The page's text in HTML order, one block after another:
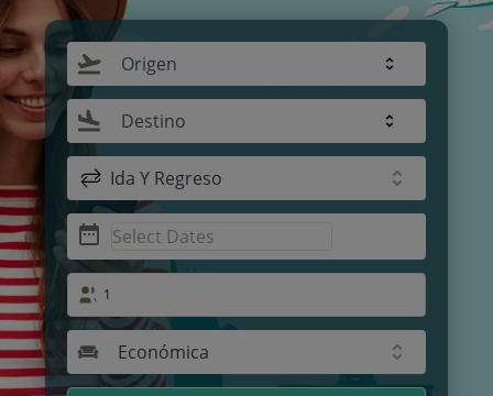
Origen
Destino
Ida Y Regreso
1
Económica